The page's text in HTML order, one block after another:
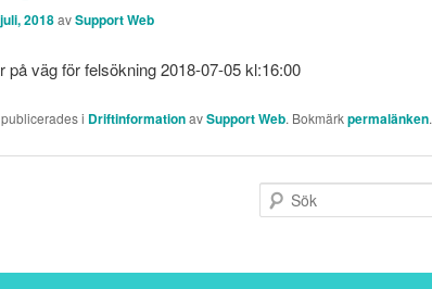
2018avSupport Web
på väg för felsökning 2018-07-05 kl:16:00
i DriftinformationavSupport Web. Bokmärkpermalänken.
ö